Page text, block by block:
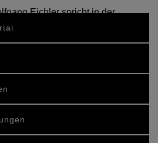
Eichler spricht in der
Klartext.